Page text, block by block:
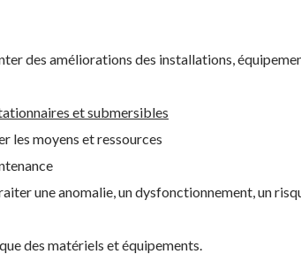
des améliorations des installations,
et submersibles
les moyens et ressources
une anomalie, un dysfonctionnement, un
des matériels et équipements.